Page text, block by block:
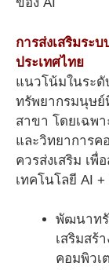
การส่งเสริมระ
ประเทศไทย
แนวโน้มในระ
ทรัพยากรมนุษย์
สาขา โดยเฉพ
และวิทยาการค
ควรส่งเสริม เพื่
เทคโนโลยี AI
พัฒนาท
เสริมสร้
คอมพิวเ